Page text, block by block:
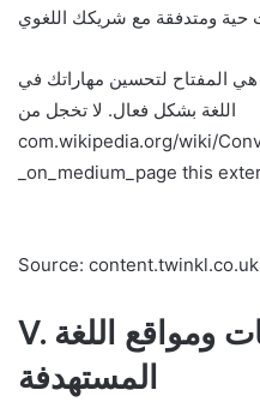
هي المفتاح لتحسين مهاراتك في
اللغة بشكل فعال. لا تخجل من
com.wikipedia.org/wiki/
_on_medium_page this
Source: content.twinkl.co.uk
V. استخدام تطبيقات ومواقع اللغة
المستهدفة